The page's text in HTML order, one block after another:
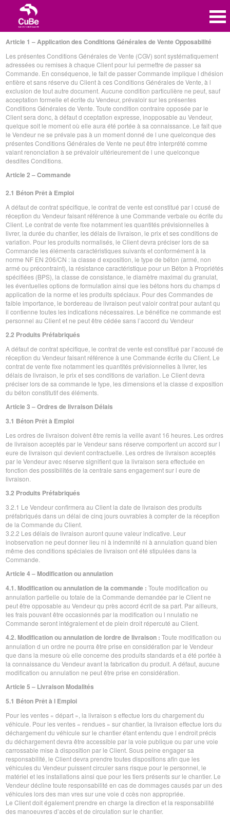
Article 1 – Application des Conditions Générales de Vente Opposabilité
Les présentes Conditions Générales de Vente (CGV) sont systématiquement
adressées ou remises à chaque Client pour lui permettre de passer sa
Commande. En conséquence, le fait de passer Commande implique l dhésion
entière et sans réserve du Client à ces Conditions Générales de Vente, à l
exclusion de tout autre document. Aucune condition particulière ne peut, sauf
acceptation formelle et écrite du Vendeur, prévaloir sur les présentes
Conditions Générales de Vente. Toute condition contraire opposée par le
Client sera donc, à défaut d cceptation expresse, inopposable au Vendeur,
quelque soit le moment où elle aura été portée à sa connaissance. Le fait que
le Vendeur ne se prévale pas à un moment donné de l une quelconque des
présentes Conditions Générales de Vente ne peut être interprété comme
valant renonciation à se prévaloir ultérieurement de l une quelconque
desdites Conditions.
Article 2 – Commande
2.1 Béton Prêt à Emploi
A défaut de contrat spécifique, le contrat de vente est constitué par l ccusé de
réception du Vendeur faisant référence à une Commande verbale ou écrite du
Client. Le contrat de vente fixe notamment les quantités prévisionnelles à
livrer, la durée du chantier, les délais de livraison, le prix et ses conditions de
variation. Pour les produits normalisés, le Client devra préciser lors de sa
Commande les éléments caractéristiques suivants et conformément à la
norme NF EN 206/CN : la classe d exposition, le type de béton (armé, non
armé ou précontraint), la résistance caractéristique pour un Béton à Propriétés
spécifiées (BPS), la classe de consistance, le diamètre maximal du granulat,
les éventuelles options de formulation ainsi que les bétons hors du champs d
application de la norme et les produits spéciaux. Pour des Commandes de
faible importance, le bordereau de livraison peut valoir contrat pour autant qu
il contienne toutes les indications nécessaires. Le bénéfice ne commande est
personnel au Client et ne peut être cédée sans l’accord du Vendeur
2.2 Produits Préfabriqués
A défaut de contrat spécifique, le contrat de vente est constitué par l’accusé de
réception du Vendeur faisant référence à une Commande écrite du Client. Le
contrat de vente fixe notamment les quantités prévisionnelles à livrer, les
délais de livraison, le prix et ses conditions de variation. Le Client devra
préciser lors de sa commande le type, les dimensions et la classe d exposition
du béton constitutif des éléments.
Article 3 – Ordres de livraison Délais
3.1 Béton Prêt à Emploi
Les ordres de livraison doivent être remis la veille avant 16 heures. Les ordres
de livraison acceptés par le Vendeur sans réserve comportent un accord sur l
eure de livraison qui devient contractuelle. Les ordres de livraison acceptés
par le Vendeur avec réserve signifient que la livraison sera effectuée en
fonction des possibilités de la centrale sans engagement sur l eure de
livraison.
3.2 Produits Préfabriqués
3.2.1 Le Vendeur confirmera au Client la date de livraison des produits
préfabriqués dans un délai de cinq jours ouvrables à compter de la réception
de la Commande du Client.
3.2.2 Les délais de livraison auront quune valeur indicative. Leur
inobservation ne peut donner lieu ni à indemnité ni à annulation quand bien
même des conditions spéciales de livraison ont été stipulées dans la
Commande.
Article 4 – Modification ou annulation
4.1. Modification ou annulation de la commande : Toute modification ou
annulation partielle ou totale de la Commande demandée par le Client ne
peut être opposable au Vendeur qu près accord écrit de sa part. Par ailleurs,
les frais pouvant être occasionnés par la modification ou l nnulatio ne
Commande seront intégralement et de plein droit répercuté au Client.
4.2. Modification ou annulation de lordre de livraison : Toute modification ou
annulation d un ordre ne pourra être prise en considération par le Vendeur
que dans la mesure où elle concerne des produits standards et a été portée à
la connaissance du Vendeur avant la fabrication du produit. A défaut, aucune
modification ou annulation ne peut être prise en considération.
Article 5 – Livraison Modalités
5.1 Béton Prêt à l Emploi
Pour les ventes « départ », la livraison s effectue lors du chargement du
véhicule. Pour les ventes « rendues » sur chantier, la livraison effectue lors du
déchargement du véhicule sur le chantier étant entendu que l endroit précis
du déchargement devra être accessible par la voie publique ou par une voie
carrossable mise à disposition par le Client. Sous peine engager sa
responsabilité, le Client devra prendre toutes dispositions afin que les
véhicules du Vendeur puissent circuler sans risque pour le personnel, le
matériel et les installations ainsi que pour les tiers présents sur le chantier. Le
Vendeur décline toute responsabilité en cas de dommages causés par un des
véhicules lors des man vres sur une voie d ccès non appropriée.
Le Client doit également prendre en charge la direction et la responsabilité
des manoeuvres d’accès et de circulation sur le chantier.